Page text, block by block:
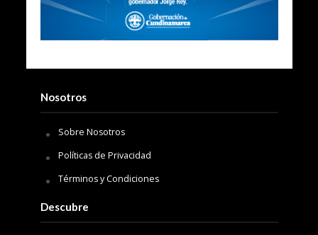
Nosotros
Sobre Nosotros
Políticas de Privacidad
Términos y Condiciones
Descubre